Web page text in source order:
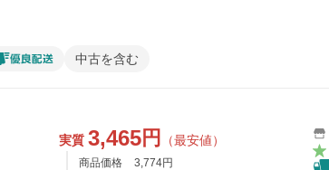
中古を含む
実質 3,465円 （最安値）
商品価格 3,774円